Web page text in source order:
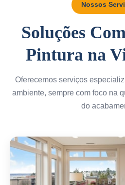
Nossos
Soluções
Pintura na
Oferecemos serviços
ambiente, sempre com foco na
do